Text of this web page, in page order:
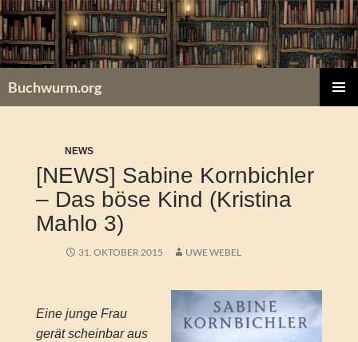
Zum
Inhalt
springen
Buchwurm.org
NEWS
[NEWS] Sabine Kornbichler
– Das böse Kind (Kristina
Mahlo 3)
31. OKTOBER 2015 UWE WEBEL
Eine junge Frau
gerät scheinbar aus